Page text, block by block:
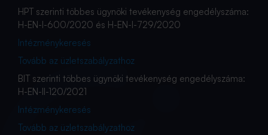
HPT szerinti többes ügynöki tevékenység engedélyszáma:
H-EN-I-600/2020 és H-EN-I-729/2020
Intézménykeresés
Tovább az üzletszabályzathoz
BIT szerinti többes ügynöki tevékenység engedélyszáma:
H-EN-II-120/2021
Intézménykeresés
Tovább az üzletszabályzathoz